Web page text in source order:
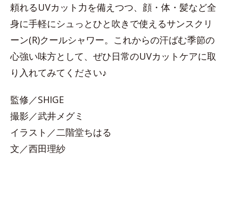
頼れるUVカット力を備えつつ、顔・体・髪など全
身に手軽にシュっとひと吹きで使えるサンスクリ
ーン(R)クールシャワー。これからの汗ばむ季節の
心強い味方として、ぜひ日常のUVカットケアに取
り入れてみてください♪
監修／SHIGE
撮影／武井メグミ
イラスト／二階堂ちはる
文／西田理紗